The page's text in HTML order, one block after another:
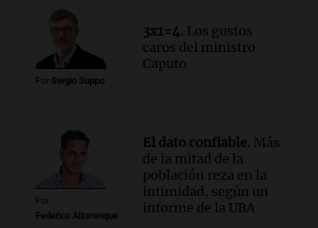
Por Sergio Suppo
3x1=4. Los gustos
caros del ministro
Caputo
Por
Federico Albarenque
El dato confiable. Más
de la mitad de la
población reza en la
intimidad, según un
informe de la UBA